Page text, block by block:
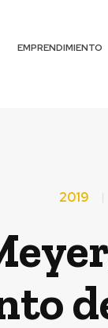
EMPRENDIMIENTO
2019